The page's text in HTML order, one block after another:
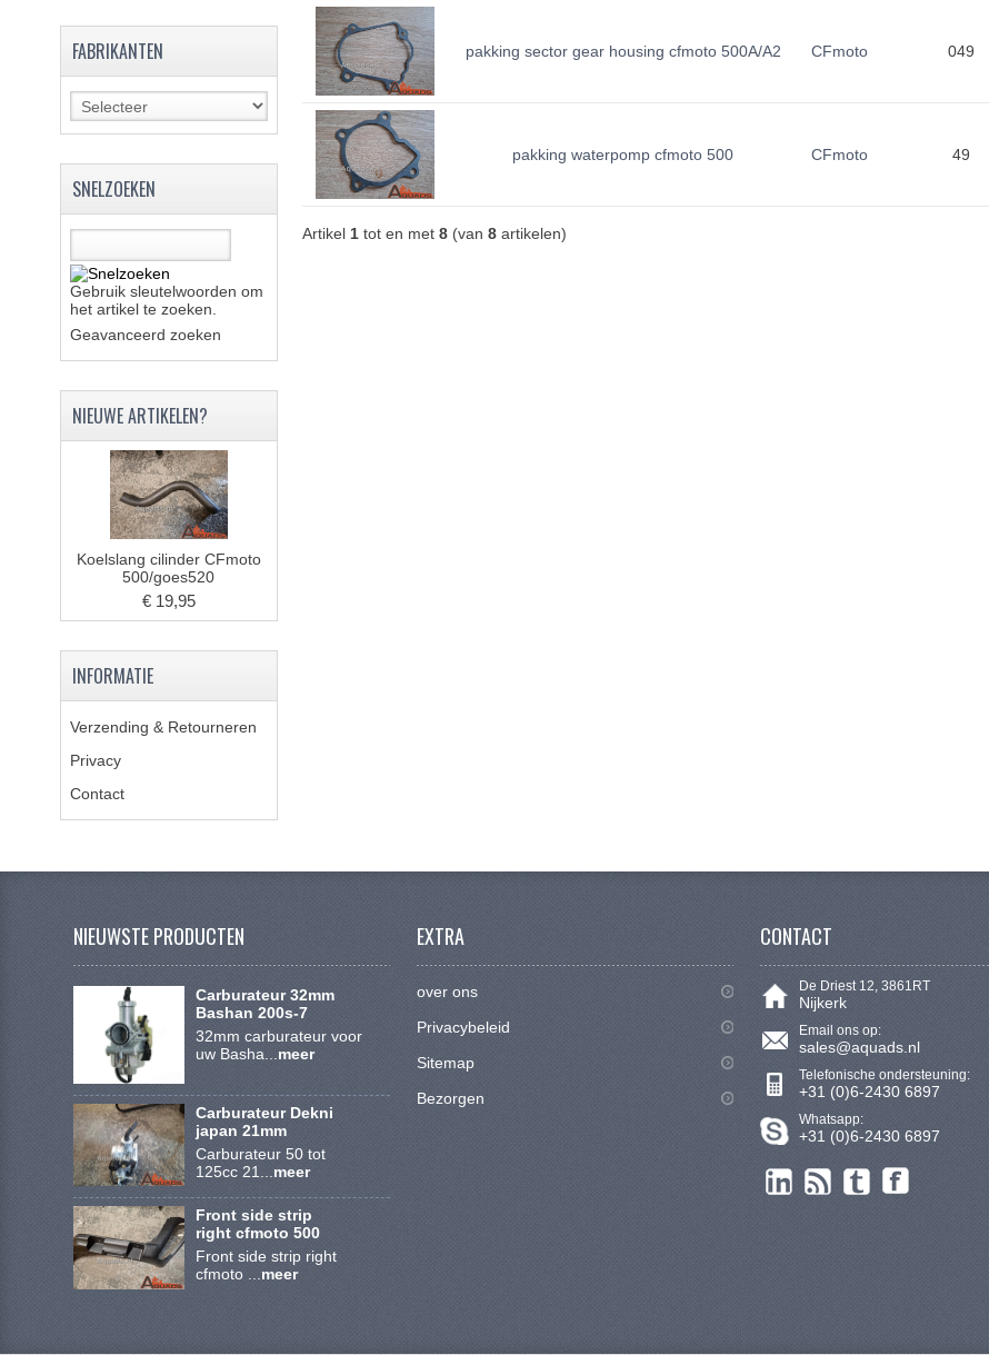
pakking sector gear housing cfmoto 500A/A2 CFmoto 049
pakking waterpomp cfmoto 500 CFmoto 49
Artikel 1tot en met 8(van 8artikelen)
FABRIKANTEN
SNELZOEKEN
Gebruik sleutelwoorden om
het artikel te zoeken.
Geavanceerd zoeken
NIEUWE ARTIKELEN?
Koelslang cilinder CFmoto
500/goes520
€ 19,95
INFORMATIE
Verzending & Retourneren
Privacy
Contact
NIEUWSTE PRODUCTEN
Carburateur 32mm
Bashan 200s-7
32mm carburateur voor
uw Basha... meer
Carburateur Dekni
japan 21mm
Carburateur 50 tot
125cc 21... meer
Front side strip
right cfmoto 500
Front side strip right
cfmoto ... meer
EXTRA
over ons
Privacybeleid
Sitemap
Bezorgen
CONTACT
De Driest 12, 3861RT
Nijkerk
Email ons op:
sales@aquads.nl
Telefonische ondersteuning:
+31 (0)6-2430 6897
Whatsapp:
+31 (0)6-2430 6897